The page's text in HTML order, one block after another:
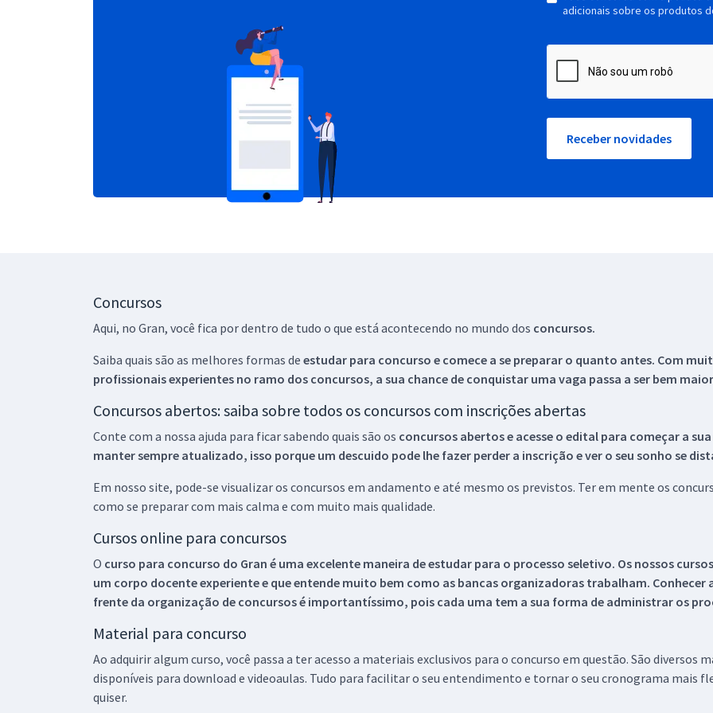
adicionais sobre os produtos
Receber novidades
Concursos
Aqui, no Gran, você fica por dentro de tudo o que está acontecendo no mundo dos concursos.
Saiba quais são as melhores formas de estudar para concurso e comece a se preparar o quanto antes. Com
profissionais experientes no ramo dos concursos, a sua chance de conquistar uma vaga passa a ser bem
Concursos abertos: saiba sobre todos os concursos com inscrições abertas
Conte com a nossa ajuda para ficar sabendo quais são os concursos abertos e acesse o edital para começar a
manter sempre atualizado, isso porque um descuido pode lhe fazer perder a inscrição e ver o seu sonho se
Em nosso site, pode-se visualizar os concursos em andamento e até mesmo os previstos. Ter em mente os
como se preparar com mais calma e com muito mais qualidade.
Cursos online para concursos
O curso para concurso do Gran é uma excelente maneira de estudar para o processo seletivo. Os nossos
um corpo docente experiente e que entende muito bem como as bancas organizadoras trabalham.
frente da organização de concursos é importantíssimo, pois cada uma tem a sua forma de administrar os
Material para concurso
Ao adquirir algum curso, você passa a ter acesso a materiais exclusivos para o concurso em questão. São
disponíveis para download e videoaulas. Tudo para facilitar o seu entendimento e tornar o seu cronograma mais
quiser.